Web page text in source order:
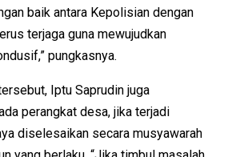
baik antara Kepolisian dengan
terjaga guna mewujudkan
pungkasnya.
Iptu Saprudin juga
perangkat desa, jika terjadi
diselesaikan secara musyawarah